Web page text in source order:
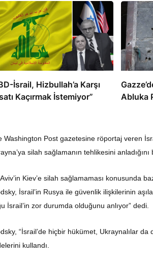
İsrail, Hizbullah’a Karşı
Kaçırmak İstemiyor”
Abluka
Washington Post gazetesine röportaj veren
silah sağlamanın tehlikesini anladığını
Kiev’e silah sağlamaması konusunda
İsrail’in Rusya ile güvenlik ilişkilerinin
İsrail’in zor durumda olduğunu anlıyor” dedi.
“İsrail’de hiçbir hükümet, Ukraynalılar
kullandı.